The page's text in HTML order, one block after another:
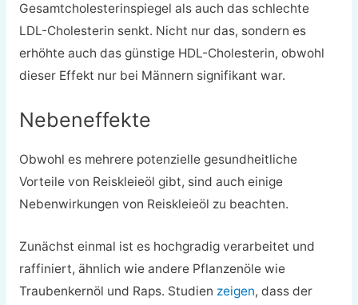
Gesamtcholesterinspiegel als auch das schlechte
LDL-Cholesterin senkt. Nicht nur das, sondern es
erhöhte auch das günstige HDL-Cholesterin, obwohl
dieser Effekt nur bei Männern signifikant war.
Nebeneffekte
Obwohl es mehrere potenzielle gesundheitliche
Vorteile von Reiskleieöl gibt, sind auch einige
Nebenwirkungen von Reiskleieöl zu beachten.
Zunächst einmal ist es hochgradig verarbeitet und
raffiniert, ähnlich wie andere Pflanzenöle wie
Traubenkernöl und Raps. Studien zeigen, dass der